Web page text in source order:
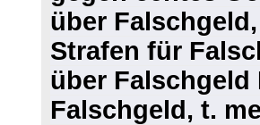
über
Strafen für
über
Falschgeld, t.